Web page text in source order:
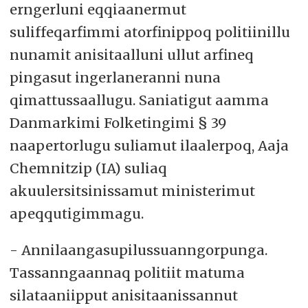
erngerluni eqqiaanermut
suliffeqarfimmi atorfinippoq politiinillu
nunamit anisitaalluni ullut arfineq
pingasut ingerlaneranni nuna
qimattussaallugu. Saniatigut aamma
Danmarkimi Folketingimi § 39
naapertorlugu suliamut ilaalerpoq, Aaja
Chemnitzip (IA) suliaq
akuulersitsinissamut ministerimut
apeqqutigimmagu.
- Annilaangasupilussuanngorpunga.
Tassanngaannaq politiit matuma
silataaniipput anisitaanissannut